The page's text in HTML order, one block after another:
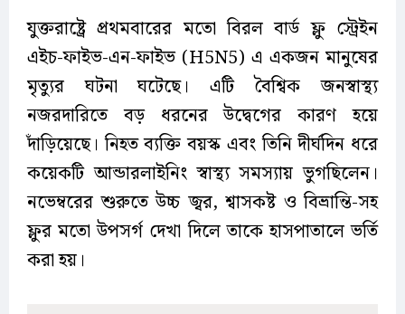
যুক্তরাষ্ট্রে প্রথমবারের মতো বিরল বার্ড ফ্লু স্ট্রেইন
এইচ-ফাইভ-এন-ফাইভ (H5N5) এ একজন মানুষের
মৃত্যুর ঘটনা ঘটেছে। এটি বৈশ্বিক জনস্বাস্থ্য
নজরদারিতে বড় ধরনের উদ্বেগের কারণ হয়ে
দাঁড়িয়েছে। নিহত ব্যক্তি বয়স্ক এবং তিনি দীর্ঘদিন ধরে
কয়েকটি আন্ডারলাইনিং স্বাস্থ্য সমস্যায় ভুগছিলেন।
নভেম্বরের শুরুতে উচ্চ জ্বর, শ্বাসকষ্ট ও বিভ্রান্তি-সহ
ফ্লুর মতো উপসর্গ দেখা দিলে তাকে হাসপাতালে ভর্তি
করা হয়।